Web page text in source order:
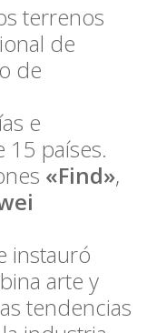
terrenos
de
de
e
15 países.
«Find»,
instauró
arte y
tendencias